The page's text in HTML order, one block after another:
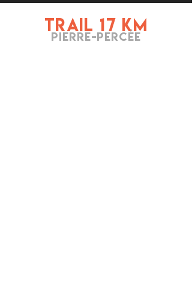
TRAIL 17 KM
PIERRE-PERCÉE